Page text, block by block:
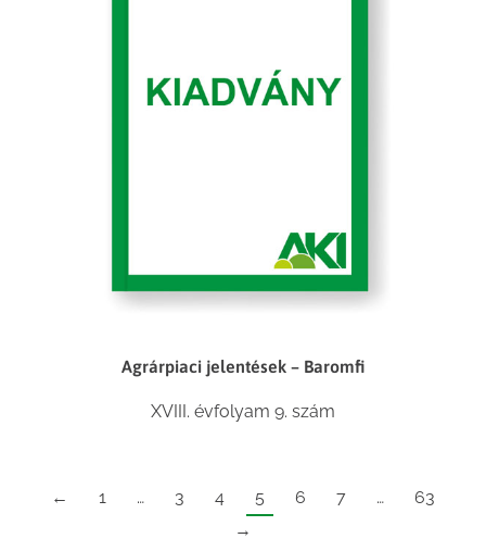
Agrárpiaci jelentések – Baromfi
XVIII. évfolyam 9. szám
← 1 … 3 4 5 6 7 …
63
→